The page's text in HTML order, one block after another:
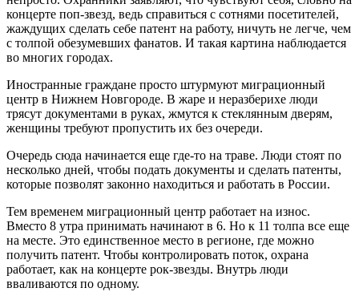
концерте поп-звезд, ведь справиться с сотнями посетителей,
жаждущих сделать себе патент на работу, ничуть не легче, чем
с толпой обезумевших фанатов. И такая картина наблюдается
во многих городах.
Иностранные граждане просто штурмуют миграционный
центр в Нижнем Новгороде. В жаре и неразберихе люди
трясут документами в руках, жмутся к стеклянным дверям,
женщины требуют пропустить их без очереди.
Очередь сюда начинается еще где-то на траве. Люди стоят по
несколько дней, чтобы подать документы и сделать патенты,
которые позволят законно находиться и работать в России.
Тем временем миграционный центр работает на износ.
Вместо 8 утра принимать начинают в 6. Но к 11 толпа все еще
на месте. Это единственное место в регионе, где можно
получить патент. Чтобы контролировать поток, охрана
работает, как на концерте рок-звезды. Внутрь люди
вваливаются по одному.